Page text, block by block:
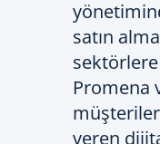
satın
Promena
veren